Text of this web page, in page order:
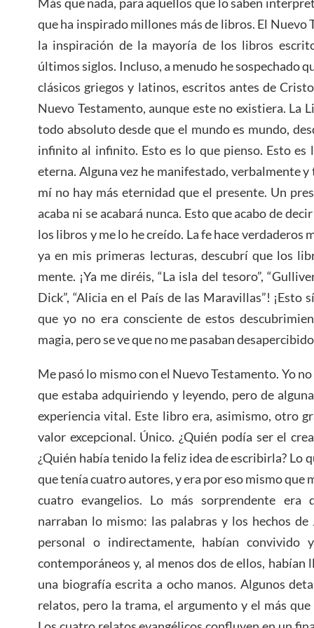
que ha inspirado millones más de libros. El Nuevo
la inspiración de la mayoría de los libros
últimos siglos. Incluso, a menudo he sospechado
clásicos griegos y latinos, escritos antes de
Nuevo Testamento, aunque este no existiera. La
todo absoluto desde que el mundo es mundo,
infinito al infinito. Esto es lo que pienso. Esto es
eterna. Alguna vez he manifestado, verbalmente
mí no hay más eternidad que el presente. Un
acaba ni se acabará nunca. Esto que acabo de
los libros y me lo he creído. La fe hace verdaderos
ya en mis primeras lecturas, descubrí que los
mente. ¡Ya me diréis, “La isla del tesoro”,
Dick”, “Alicia en el País de las Maravillas”! ¡Esto
que yo no era consciente de estos
magia, pero se ve que no me pasaban
Me pasó lo mismo con el Nuevo Testamento. Yo
que estaba adquiriendo y leyendo, pero de
experiencia vital. Este libro era, asimismo, otro
valor excepcional. Único. ¿Quién podía ser el
¿Quién había tenido la feliz idea de escribirla? Lo
que tenía cuatro autores, y era por eso mismo que
cuatro evangelios. Lo más sorprendente era
narraban lo mismo: las palabras y los hechos de
personal o indirectamente, habían
contemporáneos y, al menos dos de ellos, habían
una biografía escrita a ocho manos. Algunos
relatos, pero la trama, el argumento y el más